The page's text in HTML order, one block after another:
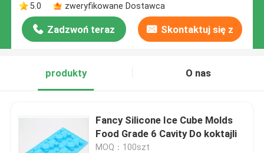
5.0
zweryfikowane Dostawca
Zadzwoń teraz Skontaktuj się z
produkty
O nas
Fancy Silicone Ice Cube Molds
Food Grade 6 Cavity Do koktajli
MOQ：100szt